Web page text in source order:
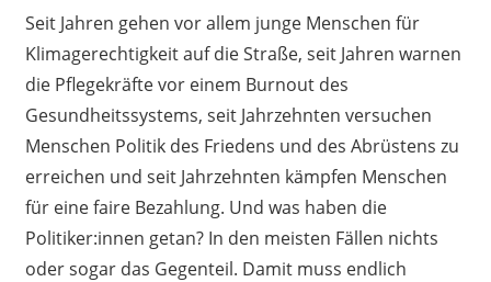
Seit Jahren gehen vor allem junge Menschen für
Klimagerechtigkeit auf die Straße, seit Jahren warnen
die Pflegekräfte vor einem Burnout des
Gesundheitssystems, seit Jahrzehnten versuchen
Menschen Politik des Friedens und des Abrüstens zu
erreichen und seit Jahrzehnten kämpfen Menschen
für eine faire Bezahlung. Und was haben die
Politiker:innen getan? In den meisten Fällen nichts
oder sogar das Gegenteil. Damit muss endlich